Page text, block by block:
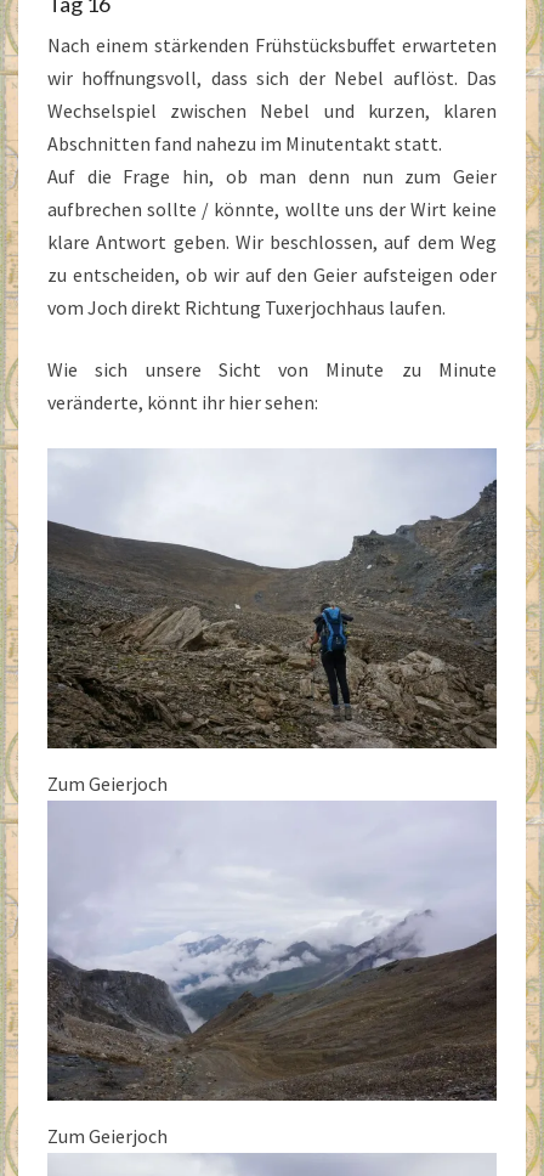
Nach einem stärkenden Frühstücksbuffet erwarteten
wir hoffnungsvoll, dass sich der Nebel auflöst. Das
Wechselspiel zwischen Nebel und kurzen, klaren
Abschnitten fand nahezu im Minutentakt statt.
Auf die Frage hin, ob man denn nun zum Geier
aufbrechen sollte / könnte, wollte uns der Wirt keine
klare Antwort geben. Wir beschlossen, auf dem Weg
zu entscheiden, ob wir auf den Geier aufsteigen oder
vom Joch direkt Richtung Tuxerjochhaus laufen.
Wie sich unsere Sicht von Minute zu Minute
veränderte, könnt ihr hier sehen:
Zum Geierjoch
Zum Geierjoch